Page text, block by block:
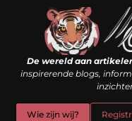
De wereld aan
inspirerende blogs,
Wie zijn wij?